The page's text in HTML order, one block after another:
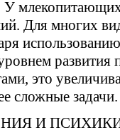
млекопитающих
Для многих
развития
это
сложные задачи.
И